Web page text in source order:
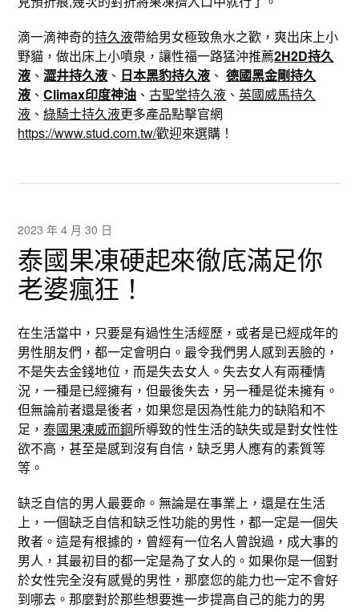
滴一滴神奇的持久液帶給男女極致魚水之歡，爽出床上小
野貓，做出床上小噴泉，讓性福一路猛沖推薦2H2D持久
液 、澀井持久液 、 日本黑豹持久液 、 德國黑金剛持久
液 、Climax印度神油 、古聖堂持久液 、英國威馬持久
液 、綠騎士持久液更多產品點擊官網
https://www.stud.com.tw/歡迎來選購！
2023 年 4 月 30 日
泰國果凍硬起來徹底滿足你
老婆瘋狂！
在生活當中，只要是有過性生活經歷，或者是已經成年的
男性朋友們，都一定會明白。最令我們男人感到丟臉的，
不是失去金錢地位，而是失去女人。失去女人有兩種情
況，一種是已經擁有，但最後失去，另一種是從未擁有。
但無論前者還是後者，如果您是因為性能力的缺陷和不
足，泰國果凍威而鋼所導致的性生活的缺失或是對女性性
欲不高，甚至是感到沒有自信，缺乏男人應有的素質等
等。
缺乏自信的男人最要命。無論是在事業上，還是在生活
上，一個缺乏自信和缺乏性功能的男性，都一定是一個失
敗者。這是有根據的，曾經有一位名人曾說過，成大事的
男人，其最初目的都一定是為了女人的。如果你是一個對
於女性完全沒有感覺的男性，那麼您的能力也一定不會好
到哪去。那麼對於那些想要進一步提高自己的能力的男